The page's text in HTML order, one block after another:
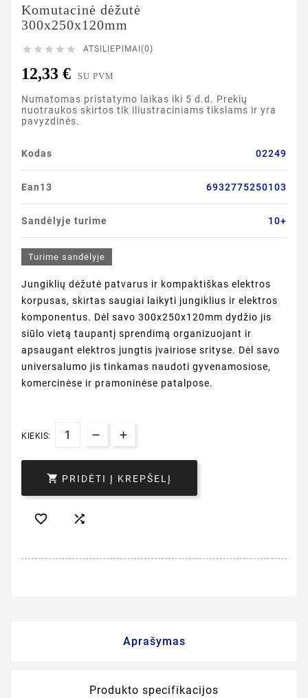
Komutacinė dėžutė
300x250x120mm
     ATSILIEPIMAI(0)
12,33 € SU PVM
Numatomas pristatymo laikas iki 5 d.d. Prekių
nuotraukos skirtos tik iliustraciniams tikslams ir yra
pavyzdinės.
Kodas 02249
Ean13 6932775250103
Sandėlyje turime 10+
Turime sandėlyje
Jungiklių dėžutė patvarus ir kompaktiškas elektros
korpusas, skirtas saugiai laikyti jungiklius ir elektros
komponentus. Dėl savo 300x250x120mm dydžio jis
siūlo vietą taupantį sprendimą organizuojant ir
apsaugant elektros jungtis įvairiose srityse. Dėl savo
universalumo jis tinkamas naudoti gyvenamosiose,
komercinėse ir pramoninėse patalpose.
KIEKIS:
 PRIDĖTI Į KREPŠELĮ
 
Aprašymas
Produkto specifikacijos